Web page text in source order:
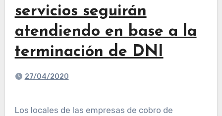
servicios seguirán
atendiendo en base a la
terminación de DNI
27/04/2020
Los locales de las empresas de cobro de